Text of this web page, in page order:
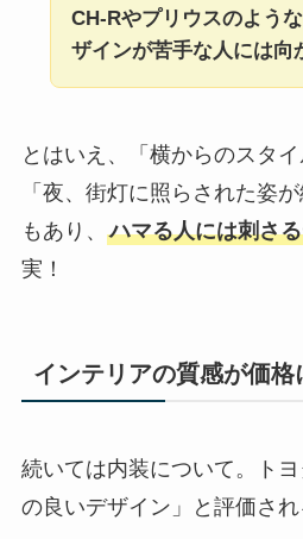
CH-Rやプリウスのよう
ザインが苦手な人には向
とはいえ、「横からのスタイ
「夜、街灯に照らされた姿
もあり、 ハマる人には刺さ
実！
インテリアの質感が価格
続いては内装について。ト
の良いデザイン」と評価され